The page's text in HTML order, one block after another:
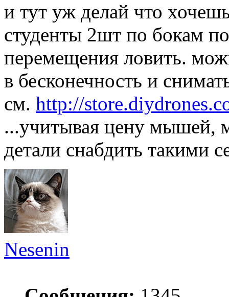
и тут уж делай что
студенты 2шт по бокам
перемещения ловить.
в бесконечность и
см. http://
...учитывая цену мышей,
детали снабдить такими
Nesenin